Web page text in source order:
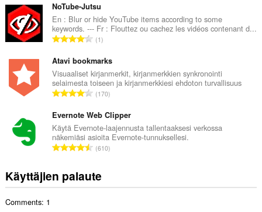
a
y
h
e
e
n
s
:
v
i
o
i
a
y
h
e
e
n
s
:
NoTube-Jutsu
En : Blur or hide YouTube items according to some
keywords. --- Fr : Flouttez ou cachez les vidéos contenant d...
A
v
i
o
i
a
y
h
e
n
1
Atavi bookmarks
Visuaaliset kirjanmerkit, kirjanmerkkien synkronointi
selaimesta toiseen ja kirjanmerkkiesi ehdoton turvallisuus
A
v
i
o
i
a
y
170
Evernote Web Clipper
Käytä Evernote-laajennusta tallentaaksesi verkossa
näkemiäsi asioita Evernote-tunnuksellesi.
A
v
i
610
Käyttäjien palaute
Comments: 1